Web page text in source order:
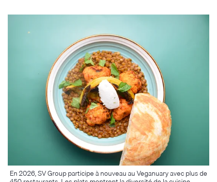
En 2026, SV Group participe à nouveau au Veganuary avec plus de